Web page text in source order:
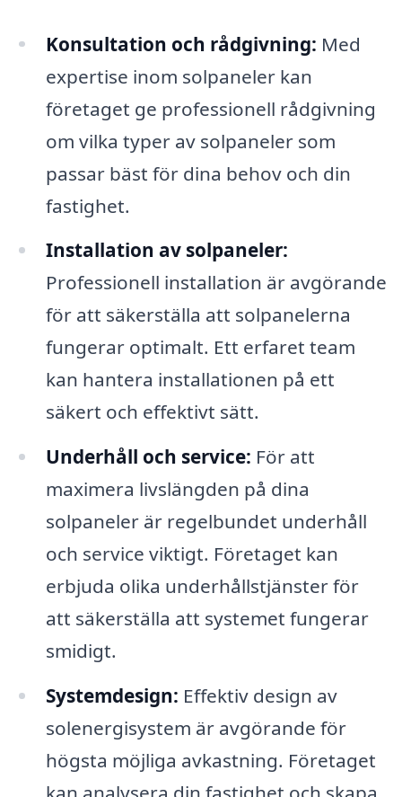
Konsultation och rådgivning: Med
expertise inom solpaneler kan
företaget ge professionell rådgivning
om vilka typer av solpaneler som
passar bäst för dina behov och din
fastighet.
Installation av solpaneler:
Professionell installation är avgörande
för att säkerställa att solpanelerna
fungerar optimalt. Ett erfaret team
kan hantera installationen på ett
säkert och effektivt sätt.
Underhåll och service: För att
maximera livslängden på dina
solpaneler är regelbundet underhåll
och service viktigt. Företaget kan
erbjuda olika underhållstjänster för
att säkerställa att systemet fungerar
smidigt.
Systemdesign: Effektiv design av
solenergisystem är avgörande för
högsta möjliga avkastning. Företaget